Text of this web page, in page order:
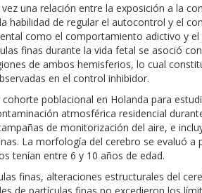
una relación entre la exposición a la
habilidad de regular el autocontrol y el
como el comportamiento adictivo y
finas durante la vida fetal se asoció
de ambos hemisferios, lo cual
en el control inhibidor.
poblacional en Holanda para
atmosférica residencial
de monitorización del aire, e
La morfología del cerebro se evaluó a
tenían entre 6 y 10 años de edad.
finas, alteraciones estructurales del
de partículas finas no excedieron los